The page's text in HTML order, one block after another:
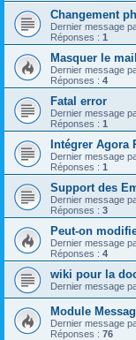
Changement
Dernier message
Réponses : 1
Masquer le
Dernier message
Réponses : 4
Fatal error
Dernier message
Réponses : 1
Intégrer Agora
Dernier message
Réponses : 1
Support des
Dernier message
Réponses : 3
Peut-on
Dernier message
Réponses : 4
wiki pour la
Dernier message
Module
Dernier message
Réponses : 76